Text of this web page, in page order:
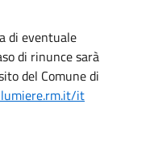
di eventuale
di rinunce sarà
del Comune di
it